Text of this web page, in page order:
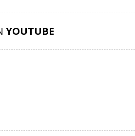
YOUTUBE